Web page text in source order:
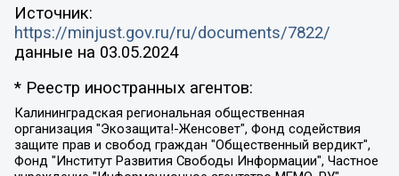
Источник:
https://minjust.gov.ru/ru/documents/7822/
данные на 03.05.2024
* Реестр иностранных агентов:
Калининградская региональная общественная организация "Экозащита!-Женсовет", Фонд содействия защите прав и свобод граждан "Общественный вердикт", Фонд "Институт Развития Свободы Информации", Частное учреждение "Информационное агентство МЕМО. РУ", Региональная общественная организация "Общественная комиссия по сохранению наследия академика Сахарова", Фонд поддержки свободы прессы, Санкт-Петербургская общественная правозащитная организация "Гражданский контроль", Межрегиональная общественная организация "Информационно-просветительский центр "Мемориал", Региональный Фонд "Центр Защиты Прав Средств Массовой Информации", с 05.12.2023 Фонд "Центр Защиты Прав Средств массовой информации", Региональная общественная благотворительная организация помощи беженцам и мигрантам "Гражданское содействие", Негосударственное образовательное учреждение дополнительного профессионального образования (повышение квалификации) специалистов "АКАДЕМИЯ ПО ПРАВАМ ЧЕЛОВЕКА", Свердловская региональная общественная организация "Сутяжник", Автономная некоммерческая организация "Центр независимых социологических исследований", Союз общественных объединений "Российский исследовательский центр по правам человека", Региональное общественное учреждение научно-информационный центр "МЕМОРИАЛ", Некоммерческая организация "Фонд защиты гласности", Автономная некоммерческая организация "Институт прав человека", Городская общественная организация "Екатеринбургское общество "МЕМОРИАЛ", Городская общественная организация "Рязанское историко-просветительское и правозащитное общество "Мемориал" (Рязанский Мемориал), Челябинский региональный орган общественной самодеятельности – женское общественное объединение "Женщины Евразии", Челябинский региональный орган общественной самодеятельности "Уральская правозащитная группа", Фонд содействия защите здоровья и социальной справедливости имени Андрея Рылькова, Автономная Некоммерческая Организация "Аналитический Центр Юрия Левады", Автономная некоммерческая организация социальной поддержки населения "Проект Апрель", Региональная общественная организация помощи женщинам и детям, находящимся в кризисной ситуации "Информационно-методический центр "Анна", Фонд содействия развитию массовых коммуникаций и правовому просвещению "Так-так-Так", Фонд содействия устойчивому развитию "Серебряная тайга", Свердловский региональный общественный фонд социальных проектов "Новое время", "Idel.Реалии", Кавказ.Реалии, Крым.Реалии, Телеканал Настоящее Время, Татаро-башкирская служба Радио Свобода (Azatliq Radiosi), Радио Свободная Европа/Радио Свобода (PCE/PC), "Сибирь.Реалии", "Фактограф", Благотворительный фонд помощи осужденным и их семьям, Автономная некоммерческая организация "Институт глобализации и социальных движений", Фонд "В защиту прав заключенных", Частное учреждение "Центр поддержки и содействия развитию средств массовой информации", Пензенский региональный общественный благотворительный фонд "Гражданский союз", "Север.Реалии", Некоммерческая организация Фонд "Правовая инициатива", Общество с ограниченной ответственностью "Радио Свободная Европа/Радио Свобода", Чешское информационное агентство "MEDIUM-ORIENT", Красноярская региональная общественная организация "Мы против СПИДа", Камалягин Денис Николаевич, Маркелов Сергей Евгеньевич, Пономарев Лев Александрович, Савицкая Людмила Алексеевна, Автономная некоммерческая организация "Центр по работе с проблемой насилия "НАСИЛИЮ.НЕТ", Межрегиональный профессиональный союз работников здравоохранения "Альянс врачей", Юридическое лицо, зарегистрированное в Латвийской Республике, SIA "Medusa Project" (регистрационный номер 40103797863, дата регистрации 10.06.2014), Некоммерческая организация "Фонд по борьбе с коррупцией", Автономная некоммерческая организация "Институт права и публичной политики", Баданин Роман Сергеевич, Гликин Максим Александрович, Железнова Мария Михайловна, Лукьянова Юлия Сергеевна, Маетная Елизавета Витальевна, Маняхин Петр Борисович, Чуракова Ольга Владимировна, Ярош Юлия Петровна, Юридическое лицо "The Insider SIA", зарегистрированное в Риге, Латвийская Республика (дата регистрации 26.06.2015), являющееся администратором доменного имени интернет-издания "The Insider SIA", https://theins.ru, Постернак Алексей Евгеньевич, Рубин Михаил Аркадьевич, Анин Роман Александрович, Юридическое лицо Istories fonds, зарегистрированное в Латвийской Республике (регистрационный номер 50008295751, дата регистрации 24.02.2020), Великовский Дмитрий Александрович, Долинина Ирина Николаевна, Мароховская Алеся Алексеевна, Шлейнов Роман Юрьевич, Шмагун Олеся Валентиновна, Общество с ограниченной ответственностью "Альтаир 2021", Общество с ограниченной ответственностью "Вега 2021", Общество с ограниченной ответственностью "Главный редактор 2021", Общество с ограниченной ответственностью "Ромашки монолит", Важенков Артем Валерьевич, Ивановская областная общественная организация "Центр гендерных исследований", Гурман Юрий Альбертович, Медиапроект "ОВД-Инфо", Егоров Владимир Владимирович, Жилинский Владимир Александрович, Общество с ограниченной ответственностью "ЗП", Иванова София Юрьевна, Карезина Инна Павловна, Кильтау Екатерина Викторовна, Петров Алексей Викторович, Пискунов Сергей Евгеньевич, Смирнов Сергей Сергеевич, Тихонов Михаил Сергеевич, Общество с ограниченной ответственностью "ЖУРНАЛИСТ-ИНОСТРАННЫЙ АГЕНТ", Арапова Галина Юрьевна, Вольтская Татьяна Анатольевна, Американская компания "Mason G.E.S. Anonymous Foundation" (США), являющаяся владельцем интернет-издания https://mnews.world/, Компания "Stichting Bellingcat", зарегистрированная в Нидерландах (дата регистрации 11.07.2018), Захаров Андрей Вячеславович, Клепиковская Екатерина Дмитриевна, Общество с ограниченной ответственностью "МЕМО", Перл Роман Александрович, Симонов Евгений Алексеевич, Соловьева Елена Анатольевна, Сотников Даниил Владимирович, Сурначева Елизавета Дмитриевна, Автономная некоммерческая организация по защите прав человека и информированию населения "Якутия – Наше Мнение", Общество с ограниченной ответственностью "Москоу диджитал медиа", с 26.01.2023 Общество с ограниченной ответственностью "Чайка Белые сады", Ветошкина Валерия Валерьевна, Заговора Максим Александрович, Межрегиональное общественное движение "Российская ЛГБТ - сеть", Оленичев Максим Владимирович, Павлов Иван Юрьевич, Скворцова Елена Сергеевна, Общество с ограниченной ответственностью "Как бы инагент", Кочетков Игорь Викторович, Общество с ограниченной ответственностью "Честные выборы", Еланчик Олег Александрович, Общество с ограниченной ответственностью "Нобелевский призыв", Гималова Регина Эмилевна, Григорьев Андрей Валерьевич, Григорьева Алина Александровна, Ассоциация по содействию защите прав призывников, альтернативнослужащих и военнослужащих "Правозащитная группа "Гражданин.Армия.Право", Хисамова Регина Фаритовна, Автономная некоммерческая организация по реализации социально-правовых программ "Лилит", Дальневосточное общественное движение "Маяк", Санкт-Петербургская ЛГБТ-инициативная группа "Выход", Инициативная группа ЛГБТ+ "Реверс", Алексеев Андрей Викторович, Бекбулатова Таисия Львовна, Беляев Иван Михайлович, Владыкина Елена Сергеевна, Гельман Марат Александрович, Никульшина Вероника Юрьевна, Толоконникова Надежда Андреевна, Шендерович Виктор Анатольевич, Общество с ограниченной ответственностью "Данное сообщение", Общество с ограниченной ответственностью Издательский дом "Новая глава", Айнбиндер Александра Александровна, Московский комьюнити-центр для ЛГБТ+инициатив, Благотворительный фонд развития филантропии, Deutsche Welle (Германия, Kurt-Schumacher-Strasse 3, 53113 Bonn), Борзунова Мария Михайловна, Воробьев Виктор Викторович, Голубева Анна Львовна, Константинова Алла Михайловна, Малкова Ирина Владимировна, Мурадов Мурад Абдулгалимович, Осетинская Елизавета Николаевна, Понасенков Евгений Николаевич, Ганапольский Матвей Юрьевич, Киселев Евгений Алексеевич, Борухович Ирина Григорьевна, Дремин Иван Тимофеевич, Дубровский Дмитрий Викторович, Красноярская региональная общественная организация поддержки и развития альтернативных образовательных технологий и межкультурных коммуникаций "ИНТЕРРА", Маяковская Екатерина Алексеевна, Фейгин Марк Захарович, Филимонов Андрей Викторович, Дзугкоева Регина Николаевна, Доброхотов Роман Александрович, Дудь Юрий Александрович, Елкин Сергей Владимирович, Кругликов Кирилл Игоревич, Сабунаева Мария Леонидовна, Семенов Алексей Владимирович, Шаинян Карен Багратович, Шульман Екатерина Михайловна, Асафьев Артур Валерьевич, Вахштайн Виктор Семенович, Венедиктов Алексей Алексеевич, Лушникова Екатерина Евгеньевна, Волков Леонид Михайлович, Невзоров Александр Глебович, Пархоменко Сергей Борисович, Сироткин Ярослав Николаевич, Кара-Мурза Владимир Владимирович, Баранова Наталья Владимировна, Гозман Леонид Яковлевич, Кагарлицкий Борис Юльевич, Климарев Михаил Валерьевич, Милов Владимир Станиславович, Автономная некоммерческая организация Краснодарский центр современного искусства "Типография", Моргенштерн Алишер Тагирович, Соболь Любовь Эдуардовна, Общество с ограниченной ответственностью "ЛИЗА НОРМ", Каспаров Гарри Кимович, Ходорковский Михаил Борисович, Общество с ограниченной ответственностью "Апрельские тезисы", Данилович Ирина Брониславовна, Кашин Олег Владимирович, Петров Николай Владимирович, Пивоваров Алексей Владимирович, Соколов Михаил Владимирович, Цветкова Юлия Владимировна, Чичваркин Евгений Александрович, Комитет против пыток/Команда против пыток, Общество с ограниченной ответственностью "Первый научный", Общество с ограниченной ответственностью "Вертолет и ко", Белоцерковская Вероника Борисовна, Кац Максим Евгеньевич, Лазарева Татьяна Юрьевна, Шаведдинов Руслан Табризович, Яшин Илья Валерьевич, Общество с ограниченной ответственностью "Иноагент ААВ", Алешковский Дмитрий Петрович, Альбац Евгения Марковна, Быков Дмитрий Львович, Галямина Юлия Евгеньевна, Лойко Сергей Леонидович, Мартынов Кирилл Константинович, Медведев Сергей Александрович, Крашенинников Федор Геннадиевич, Гордеева Катерина Вл